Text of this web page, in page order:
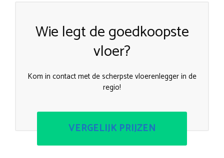
Wie legt de goedkoopste
vloer?
Kom in contact met de scherpste vloerenlegger in de
regio!
VERGELIJK PRIJZEN